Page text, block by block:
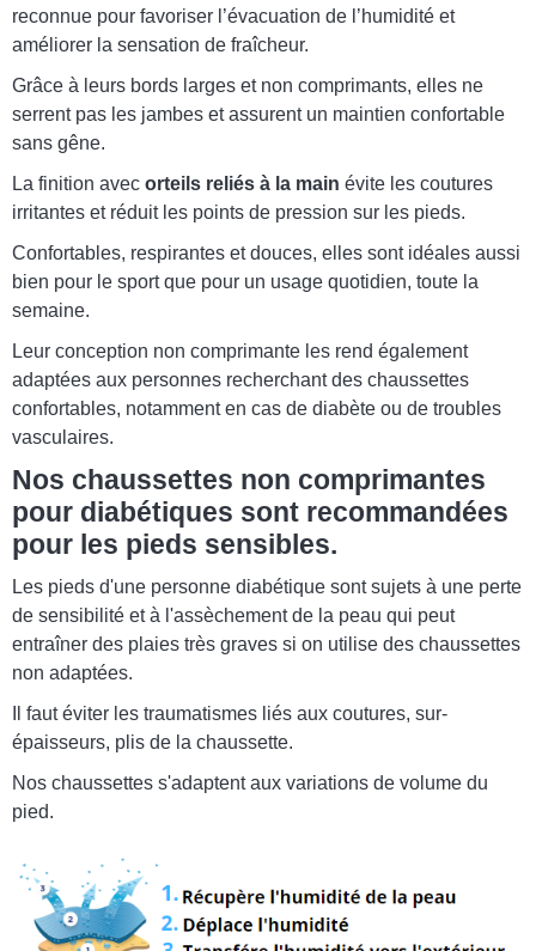
reconnue pour favoriser l’évacuation de l’humidité et
améliorer la sensation de fraîcheur.
Grâce à leurs bords larges et non comprimants, elles ne
serrent pas les jambes et assurent un maintien confortable
sans gêne.
La finition avec orteils reliés à la main évite les coutures
irritantes et réduit les points de pression sur les pieds.
Confortables, respirantes et douces, elles sont idéales aussi
bien pour le sport que pour un usage quotidien, toute la
semaine.
Leur conception non comprimante les rend également
adaptées aux personnes recherchant des chaussettes
confortables, notamment en cas de diabète ou de troubles
vasculaires.
Nos chaussettes non comprimantes
pour diabétiques sont recommandées
pour les pieds sensibles.
Les pieds d'une personne diabétique sont sujets à une perte
de sensibilité et à l'assèchement de la peau qui peut
entraîner des plaies très graves si on utilise des chaussettes
non adaptées.
Il faut éviter les traumatismes liés aux coutures, sur-
épaisseurs, plis de la chaussette.
Nos chaussettes s'adaptent aux variations de volume du
pied.